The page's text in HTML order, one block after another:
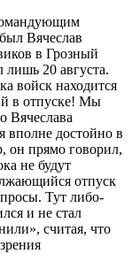
Вячеслав
в Грозный
лишь 20 августа.
войск находится
в отпуске! Мы
Вячеслава
вполне достойно в
он прямо говорил,
не будут
отпуск
Тут либо-
и не стал
считая, что